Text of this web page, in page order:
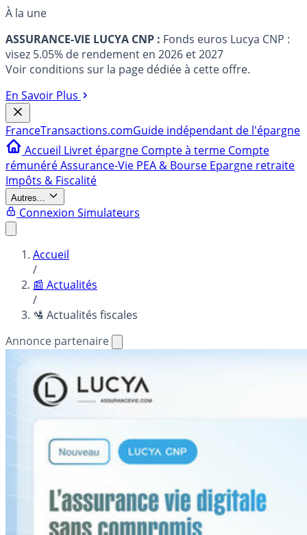
À la une
ASSURANCE-VIE LUCYA CNP : Fonds euros Lucya CNP :
visez 5.05% de rendement en 2026 et 2027
Voir conditions sur la page dédiée à cette offre.
En Savoir Plus
FranceTransactions.comGuide indépendant de l'épargne
Accueil Livret épargne Compte à terme Compte
rémunéréAssurance-Vie PEA & Bourse Epargne retraite
Impôts & Fiscalité
Autres...
Connexion Simulateurs
Accueil
/
📰 Actualités
/
🛂 Actualités fiscales
Annonce partenaire